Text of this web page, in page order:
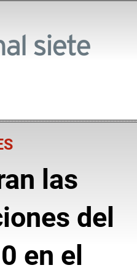
las
del
en el